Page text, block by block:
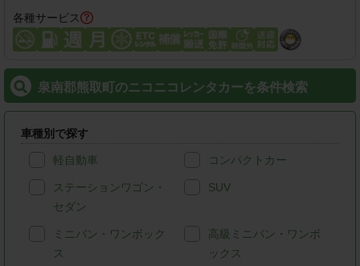
各種サービス
泉南郡熊取町のニコニコレンタカーを条件検索
車種別で探す
軽自動車 コンパクトカー
ステーションワゴン・
セダン
SUV
ミニバン・ワンボック
ス
高級ミニバン・ワンボ
ックス